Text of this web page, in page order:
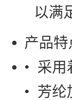
以满
产品特
• 采用
• 芳纶